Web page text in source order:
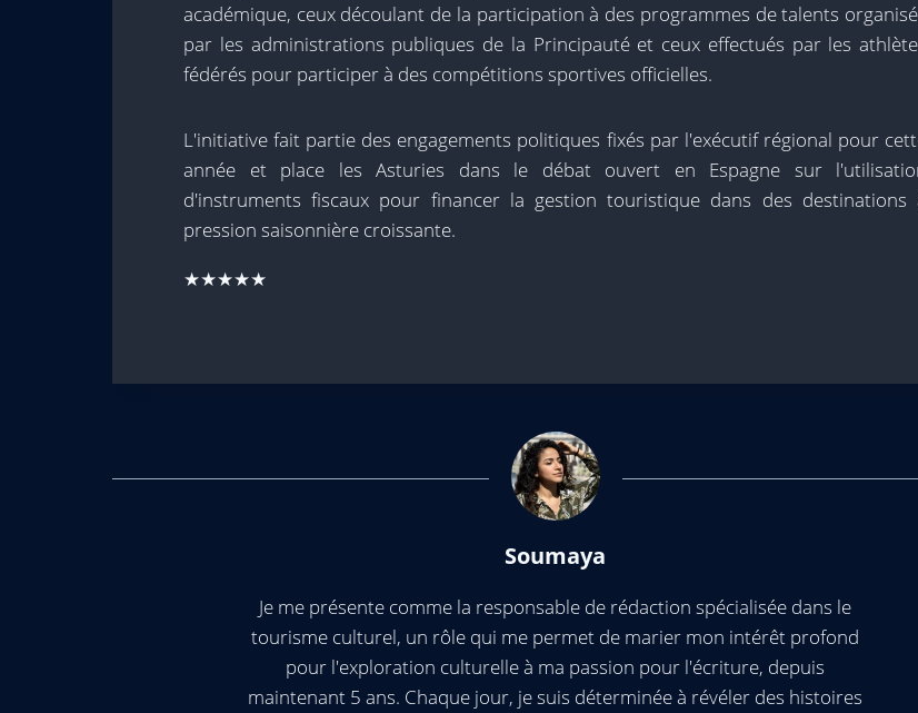
académique, ceux découlant de la participation à des programmes de talents
par les administrations publiques de la Principauté et ceux effectués par les
fédérés pour participer à des compétitions sportives officielles.
L'initiative fait partie des engagements politiques fixés par l'exécutif régional pour
année et place les Asturies dans le débat ouvert en Espagne sur
d'instruments fiscaux pour financer la gestion touristique dans des destinations
pression saisonnière croissante.
★★★★★
Soumaya
Je me présente comme la responsable de rédaction spécialisée dans le
tourisme culturel, un rôle qui me permet de marier mon intérêt profond
pour l'exploration culturelle à ma passion pour l'écriture, depuis
maintenant 5 ans. Chaque jour, je suis déterminée à révéler des histoires